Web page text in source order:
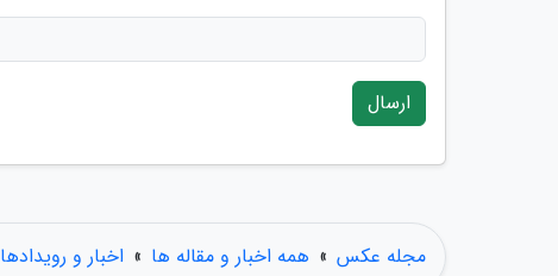
ارسال
مجله عکس » همه اخبار و مقاله ها » اخبار و رویدادها